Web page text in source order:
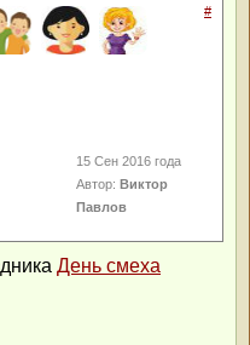
#
15 Сен 2016 года
Автор:Виктор
Павлов
День смеха